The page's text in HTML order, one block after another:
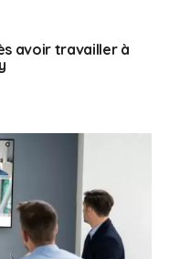
avoir travailler à